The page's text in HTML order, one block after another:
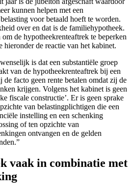
kunnen helpen met een
voor betaald hoeft te worden.
over en dat is de familiehypotheek.
de hypotheekrenteaftrek te beperken
de reactie van het kabinet.
is dat een substantiële groep
van de hypotheekrenteaftrek bij een
facto geen rente betalen omdat zij de
krijgen. Volgens het kabinet is geen
fiscale constructie’. Er is geen sprake
van belastingplichtigen die een
instelling en een schenking
of ten opzichte van
ontvangen en de gelden
vaak in combinatie met